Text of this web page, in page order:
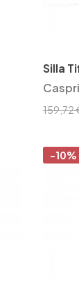
Silla
159,72
-10%